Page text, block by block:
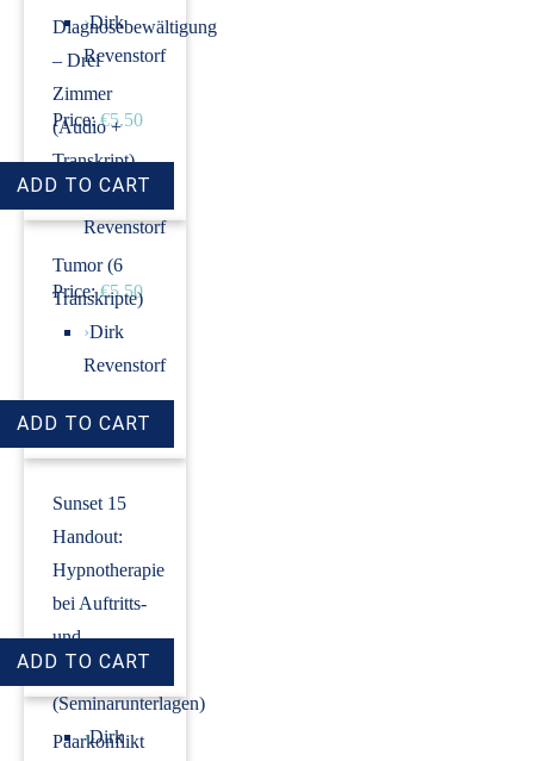
›Dirk
Revenstorf
Price: €5.50
Diagnosebewältigung
– Drei
Zimmer
(Audio +
Transkript)
›Dirk
Revenstorf
Price: €5.50
Tumor (6
Transkripte)
›Dirk
Revenstorf
Price: €18.00
Sunset 15
Handout:
Hypnotherapie
bei Auftritts-
und
Prüfungsangst
(Seminarunterlagen)
›Dirk
Paarkonflikt